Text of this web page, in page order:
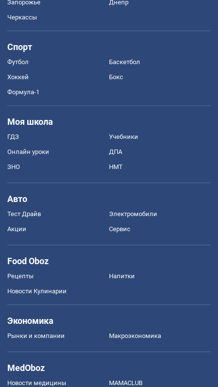
Запорожье Днепр
Черкассы
Спорт
Футбол Баскетбол
Хоккей Бокс
Формула-1
Моя школа
ГДЗ Учебники
Онлайн уроки ДПА
ЗНО НМТ
Авто
Тест Драйв Электромобили
Акции Сервис
Food Oboz
Рецепты Напитки
Новости Кулинарии
Экономика
Рынки и компании Mакроэкономика
MedOboz
Новости медицины MAMACLUB